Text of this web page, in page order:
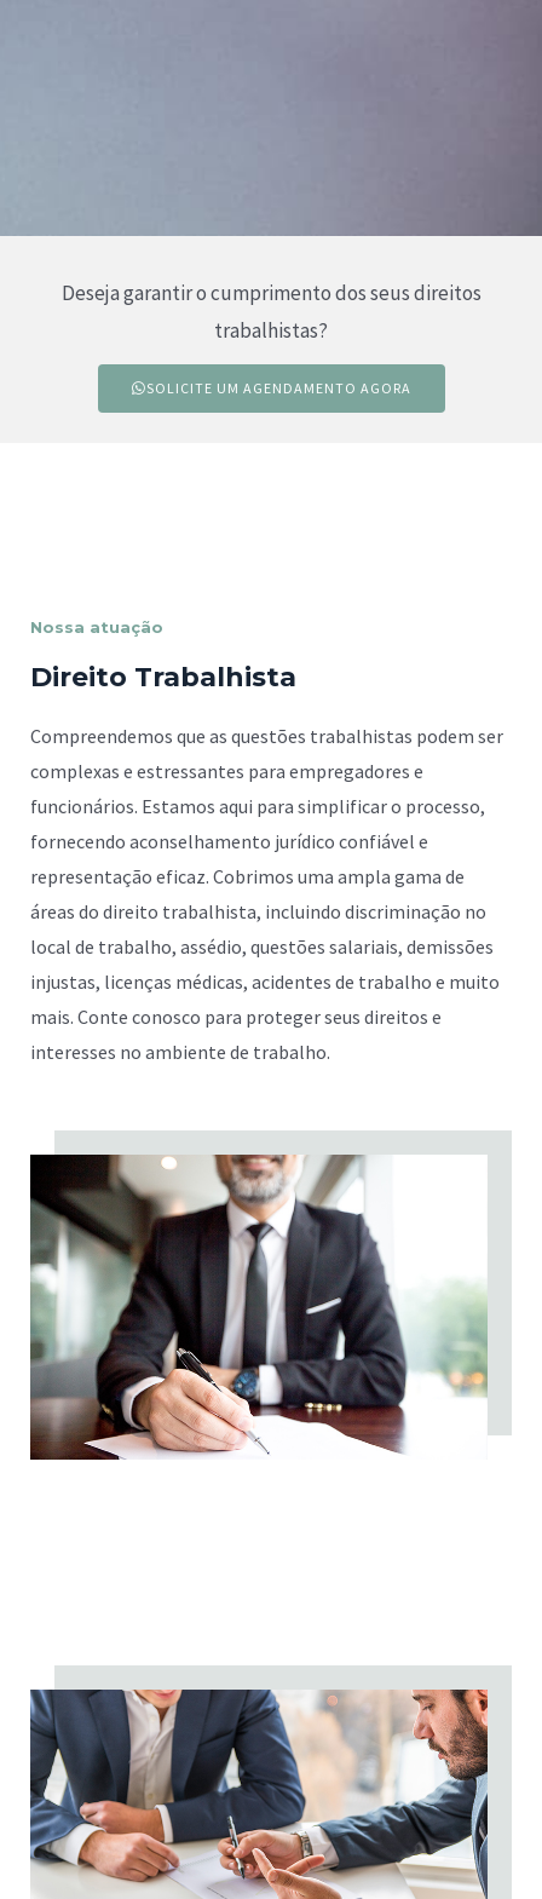
Deseja garantir o cumprimento dos seus direitos
trabalhistas?
SOLICITE UM AGENDAMENTO AGORA
Nossa atuação
Direito Trabalhista
Compreendemos que as questões trabalhistas podem ser
complexas e estressantes para empregadores e
funcionários. Estamos aqui para simplificar o processo,
fornecendo aconselhamento jurídico confiável e
representação eficaz. Cobrimos uma ampla gama de
áreas do direito trabalhista, incluindo discriminação no
local de trabalho, assédio, questões salariais, demissões
injustas, licenças médicas, acidentes de trabalho e muito
mais. Conte conosco para proteger seus direitos e
interesses no ambiente de trabalho.